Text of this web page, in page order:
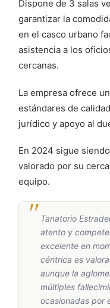
Dispone de 3 salas
garantizar la
en el casco urbano
asistencia a los
cercanas.
La empresa ofrece
estándares de
jurídico y apoyo al
En 2024 sigue
valorado por su
equipo.
Tanatorio
atento y
excelente en
céntrica es
aunque la
múltiples
ocasionadas por